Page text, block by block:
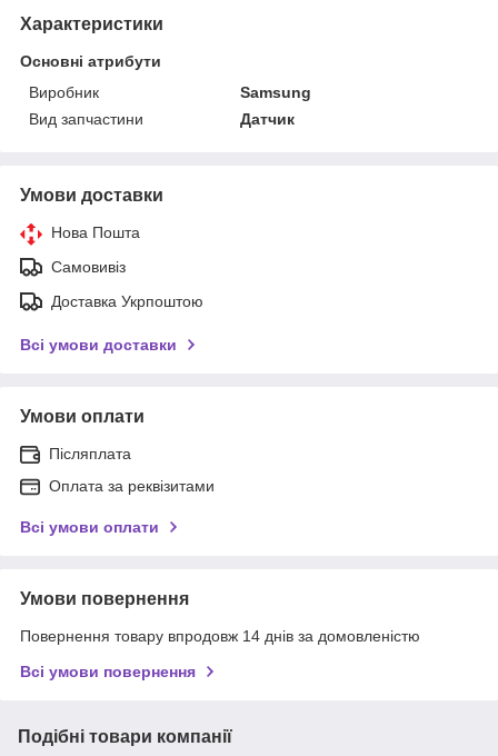
Характеристики
Основні атрибути
Виробник
Samsung
Вид запчастини
Датчик
Умови доставки
Нова Пошта
Самовивіз
Доставка Укрпоштою
Всі умови доставки
Умови оплати
Післяплата
Оплата за реквізитами
Всі умови оплати
Умови повернення
Повернення товару впродовж 14 днів за домовленістю
Всі умови повернення
Подібні товари компанії